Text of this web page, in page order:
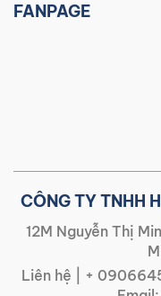
FANPAGE
CÔNG TY TNHH
12M Nguyễn Thị
Liên hệ |
+